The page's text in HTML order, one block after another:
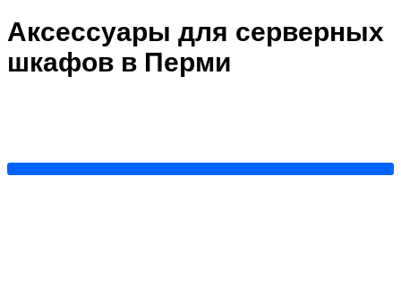
Аксессуары для серверных
шкафов в Перми